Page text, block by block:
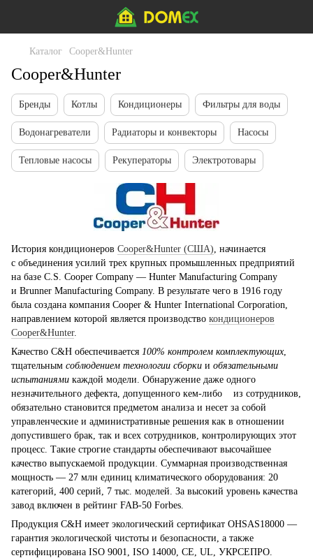
Каталог Cooper&Hunter
Cooper&Hunter
Бренды Котлы Кондиционеры Фильтры для воды
Водонагреватели Радиаторы и конвекторы Насосы
Тепловые насосы Рекуператоры Электротовары
История кондиционеров Сooper&Hunter (США), начинается
с объединения усилий трех крупных промышленных предприятий
на базе C.S. Cooper Company — Hunter Manufacturing Company
и Brunner Manufacturing Company. В результате чего в 1916 году
была создана компания Cooper & Hunter International Corporation,
направлением которой является производство кондиционеров
Сooper&Hunter.
Качество С&H обеспечивается 100% контролем комплектующих,
тщательным соблюдением технологии сборки и обязательными
испытаниями каждой модели. Обнаружение даже одного
незначительного дефекта, допущенного кем-либо из сотрудников,
обязательно становится предметом анализа и несет за собой
управленческие и административные решения как в отношении
допустившего брак, так и всех сотрудников, контролирующих этот
процесс. Такие строгие стандарты обеспечивают высочайшее
качество выпускаемой продукции. Cуммарная производственная
мощность — 27 млн единиц климатического оборудования: 20
категорий, 400 серий, 7 тыс. моделей. За высокий уровень качества
завод включен в рейтинг FAB-50 Forbes.
Продукция С&H имеет экологический сертификат OHSAS18000 —
гарантия экологической чистоты и безопасности, а также
сертифицирована ISO 9001, ISO 14000, CE, UL, УКРСЕПРО.